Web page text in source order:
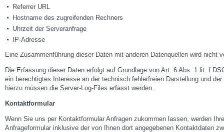
Referrer URL
Hostname des zugreifenden Rechners
Uhrzeit der Serveranfrage
IP-Adresse
Eine Zusammenführung dieser Daten mit anderen Datenquellen wird nicht
Die Erfassung dieser Daten erfolgt auf Grundlage von Art. 6 Abs. 1 lit. f
ein berechtigtes Interesse an der technisch fehlerfreien Darstellung und
hierzu müssen die Server-Log-Files erfasst werden.
Kontaktformular
Wenn Sie uns per Kontaktformular Anfragen zukommen lassen, werden
Anfrageformular inklusive der von Ihnen dort angegebenen Kontaktdaten